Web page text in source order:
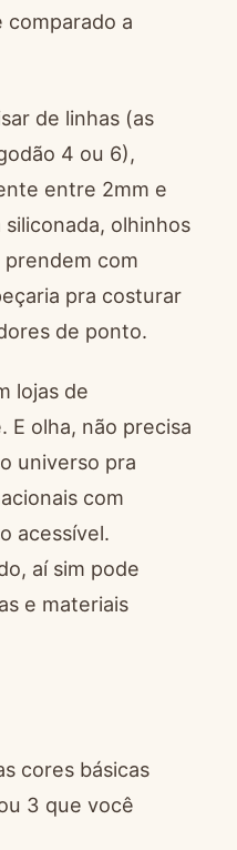
comparado a
de linhas (as
4 ou 6),
entre 2mm e
olhinhos
com
pra costurar
de ponto.
lojas de
E olha, não precisa
universo pra
com
acessível.
aí sim pode
e materiais
cores básicas
3 que você